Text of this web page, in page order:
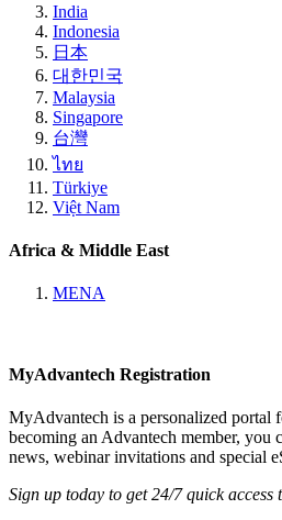
India
Indonesia
日本
대한민국
Malaysia
Singapore
台灣
ไทย
Türkiye
Việt Nam
Africa & Middle East
MENA
MyAdvantech Registration
MyAdvantech is a personalized portal
becoming an Advantech member, you
news, webinar invitations and special
Sign up today to get 24/7 quick